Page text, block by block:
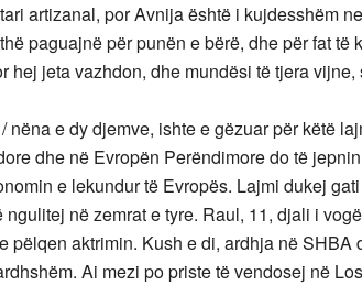
artizanal, por Avnija është i kujdesshëm
paguajnë për punën e bërë, dhe për fat të
hej jeta vazhdon, dhe mundësi të tjera
nëna e dy djemve, ishte e gëzuar për këtë
dhe në Evropën Perëndimore do të
e lekundur të Evropës. Lajmi dukej
ngulitej në zemrat e tyre. Raul, 11, djali i
pëlqen aktrimin. Kush e di, ardhja në SHBA
Ai mezi po priste të vendosej në